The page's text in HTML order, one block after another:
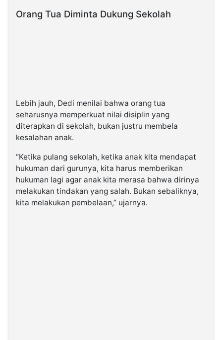
Orang Tua Diminta Dukung Sekolah
Lebih jauh, Dedi menilai bahwa orang tua
seharusnya memperkuat nilai disiplin yang
diterapkan di sekolah, bukan justru membela
kesalahan anak.
“Ketika pulang sekolah, ketika anak kita mendapat
hukuman dari gurunya, kita harus memberikan
hukuman lagi agar anak kita merasa bahwa dirinya
melakukan tindakan yang salah. Bukan sebaliknya,
kita melakukan pembelaan,” ujarnya.